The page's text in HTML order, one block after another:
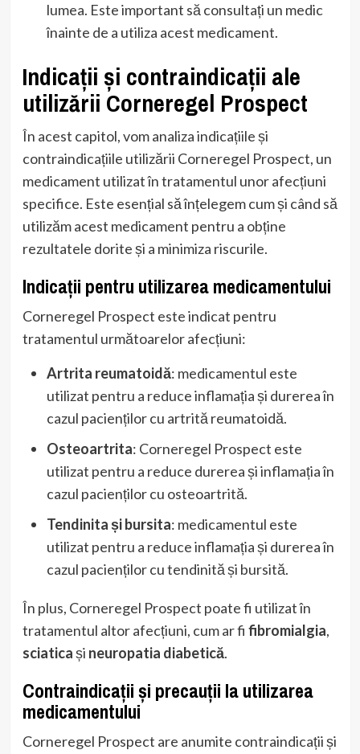
lumea. Este important să consultați un medic
înainte de a utiliza acest medicament.
Indicații și contraindicații ale
utilizării Corneregel Prospect
În acest capitol, vom analiza indicațiile și
contraindicațiile utilizării Corneregel Prospect, un
medicament utilizat în tratamentul unor afecțiuni
specifice. Este esențial să înțelegem cum și când să
utilizăm acest medicament pentru a obține
rezultatele dorite și a minimiza riscurile.
Indicații pentru utilizarea medicamentului
Corneregel Prospect este indicat pentru
tratamentul următoarelor afecțiuni:
Artrita reumatoidă: medicamentul este
utilizat pentru a reduce inflamația și durerea în
cazul pacienților cu artrită reumatoidă.
Osteoartrita: Corneregel Prospect este
utilizat pentru a reduce durerea și inflamația în
cazul pacienților cu osteoartrită.
Tendinita și bursita: medicamentul este
utilizat pentru a reduce inflamația și durerea în
cazul pacienților cu tendinită și bursită.
În plus, Corneregel Prospect poate fi utilizat în
tratamentul altor afecțiuni, cum ar fi fibromialgia,
sciaticași neuropatia diabetică.
Contraindicații și precauții la utilizarea
medicamentului
Corneregel Prospect are anumite contraindicații și